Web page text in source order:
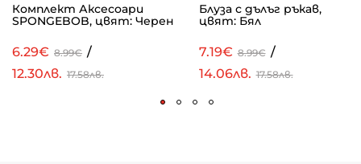
Комплект Аксесoари
SPONGEBOB, цвят: Черен
6.29€ 8.99€ /
12.30лв. 17.58лв.
Блуза с дълъг ръкав,
цвят: Бял
7.19€ 8.99€ /
14.06лв. 17.58лв.